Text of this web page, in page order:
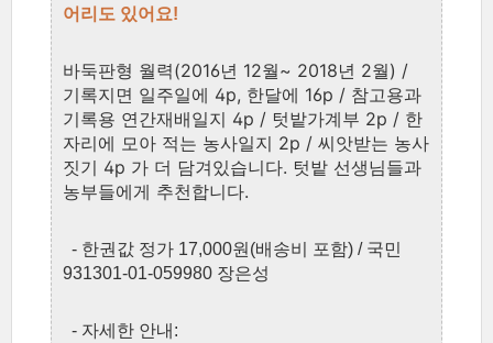
어리도 있어요!
바둑판형 월력(2016년 12월~ 2018년 2월) /
기록지면 일주일에 4p, 한달에 16p / 참고용과
기록용 연간재배일지 4p / 텃밭가계부 2p / 한
자리에 모아 적는 농사일지 2p / 씨앗받는 농사
짓기 4p 가 더 담겨있습니다. 텃밭 선생님들과
농부들에게 추천합니다.
- 한권값 정가 17,000원(배송비 포함) / 국민
931301-01-059980 장은성
- 자세한 안내: